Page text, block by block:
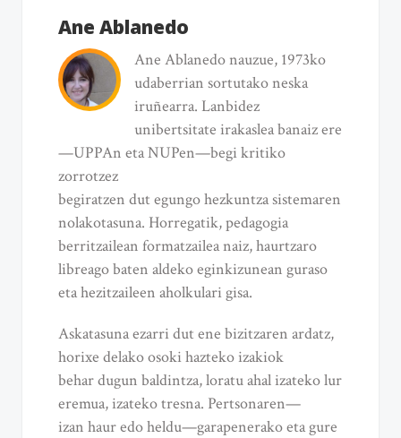
Ane Ablanedo
Ane Ablanedo nauzue, 1973ko
udaberrian sortutako neska
iruñearra. Lanbidez
unibertsitate irakaslea banaiz ere
—UPPAn eta NUPen—begi kritiko
zorrotzez
begiratzen dut egungo hezkuntza sistemaren
nolakotasuna. Horregatik, pedagogia
berritzailean formatzailea naiz, haurtzaro
libreago baten aldeko eginkizunean guraso
eta hezitzaileen aholkulari gisa.
Askatasuna ezarri dut ene bizitzaren ardatz,
horixe delako osoki hazteko izakiok
behar dugun baldintza, loratu ahal izateko lur
eremua, izateko tresna. Pertsonaren—
izan haur edo heldu—garapenerako eta gure